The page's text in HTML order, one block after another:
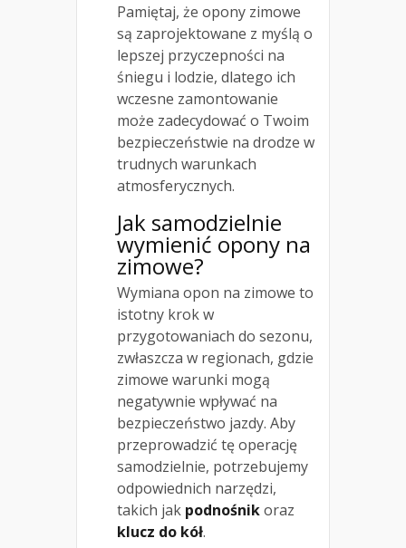
Pamiętaj, że opony zimowe
są zaprojektowane z myślą o
lepszej przyczepności na
śniegu i lodzie, dlatego ich
wczesne zamontowanie
może zadecydować o Twoim
bezpieczeństwie na drodze w
trudnych warunkach
atmosferycznych.
Jak samodzielnie
wymienić opony na
zimowe?
Wymiana opon na zimowe to
istotny krok w
przygotowaniach do sezonu,
zwłaszcza w regionach, gdzie
zimowe warunki mogą
negatywnie wpływać na
bezpieczeństwo jazdy. Aby
przeprowadzić tę operację
samodzielnie, potrzebujemy
odpowiednich narzędzi,
takich jak podnośnikoraz
klucz do kół.